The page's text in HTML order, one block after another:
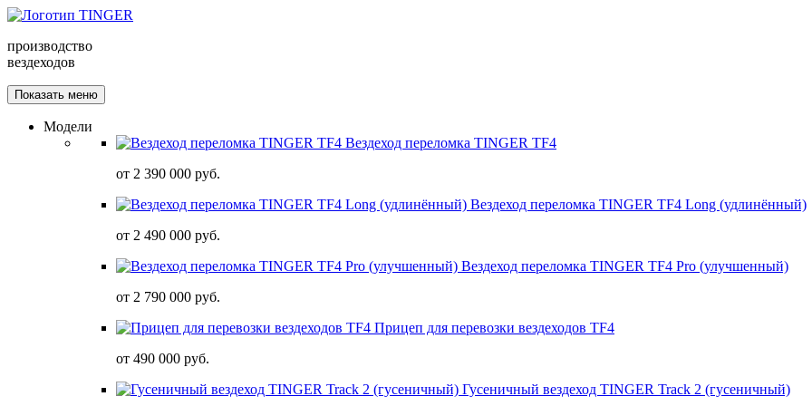
производство
вездеходов
Показать меню
Модели
Вездеход переломка TINGER TF4
от 2 390 000 руб.
Вездеход переломка TINGER TF4 Long (удлинённый)
от 2 490 000 руб.
Вездеход переломка TINGER TF4 Pro (улучшенный)
от 2 790 000 руб.
Прицеп для перевозки вездеходов TF4
от 490 000 руб.
Гусеничный вездеход TINGER Track 2 (гусеничный)